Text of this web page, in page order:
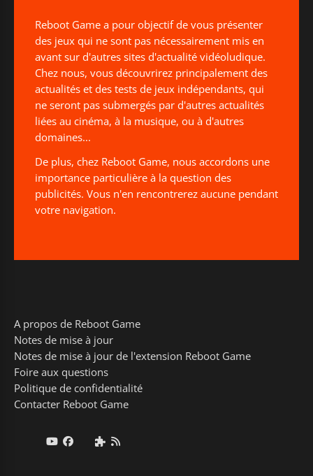
Reboot Game a pour objectif de vous présenter
des jeux qui ne sont pas nécessairement mis en
avant sur d'autres sites d'actualité vidéoludique.
Chez nous, vous découvrirez principalement des
actualités et des tests de jeux indépendants, qui
ne seront pas submergés par d'autres actualités
liées au cinéma, à la musique, ou à d'autres
domaines...
De plus, chez Reboot Game, nous accordons une
importance particulière à la question des
publicités. Vous n'en rencontrerez aucune pendant
votre navigation.
A propos de Reboot Game
Notes de mise à jour
Notes de mise à jour de l'extension Reboot Game
Foire aux questions
Politique de confidentialité
Contacter Reboot Game